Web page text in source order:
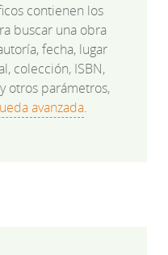
contienen los
buscar una obra
fecha, lugar
colección, ISBN,
otros parámetros,
avanzada.